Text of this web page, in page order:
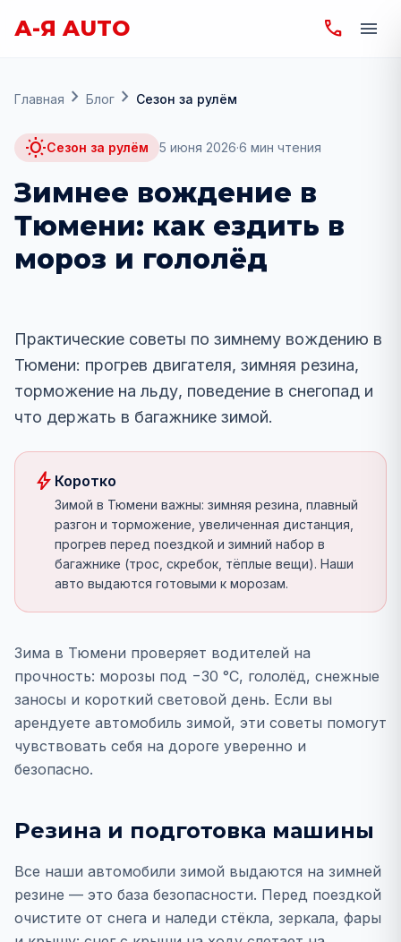
А-Я AUTO phone menu
Главная chevron_right Блог chevron_right Сезон за рулём
wb_sunnyСезон за рулём 5 июня 2026·6 мин чтения
Зимнее вождение в
Тюмени: как ездить в
мороз и гололёд
Практические советы по зимнему вождению в
Тюмени: прогрев двигателя, зимняя резина,
торможение на льду, поведение в снегопад и
что держать в багажнике зимой.
bolt Коротко
Зимой в Тюмени важны: зимняя резина, плавный
разгон и торможение, увеличенная дистанция,
прогрев перед поездкой и зимний набор в
багажнике (трос, скребок, тёплые вещи). Наши
авто выдаются готовыми к морозам.
Зима в Тюмени проверяет водителей на
прочность: морозы под −30 °C, гололёд, снежные
заносы и короткий световой день. Если вы
арендуете автомобиль зимой, эти советы помогут
чувствовать себя на дороге уверенно и
безопасно.
Резина и подготовка машины
Все наши автомобили зимой выдаются на зимней
резине — это база безопасности. Перед поездкой
очистите от снега и наледи стёкла, зеркала, фары